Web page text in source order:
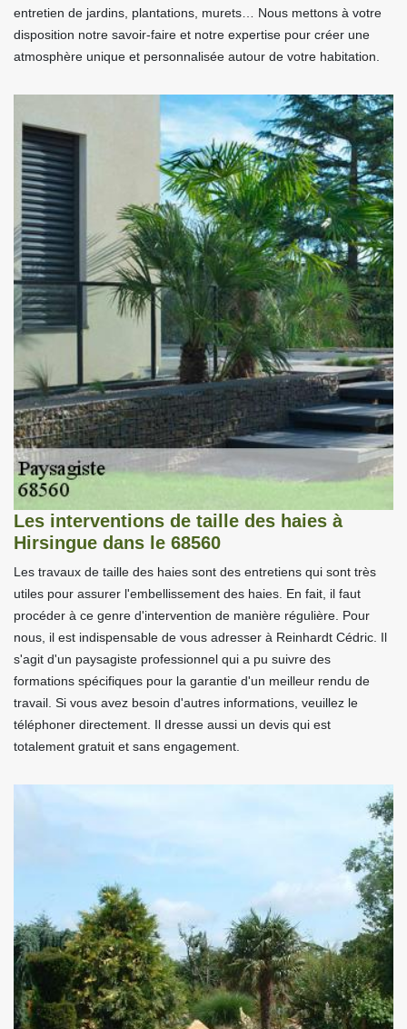
entretien de jardins, plantations, murets… Nous mettons à votre
disposition notre savoir-faire et notre expertise pour créer une
atmosphère unique et personnalisée autour de votre habitation.
Les interventions de taille des haies à
Hirsingue dans le 68560
Les travaux de taille des haies sont des entretiens qui sont très
utiles pour assurer l'embellissement des haies. En fait, il faut
procéder à ce genre d'intervention de manière régulière. Pour
nous, il est indispensable de vous adresser à Reinhardt Cédric. Il
s'agit d'un paysagiste professionnel qui a pu suivre des
formations spécifiques pour la garantie d'un meilleur rendu de
travail. Si vous avez besoin d'autres informations, veuillez le
téléphoner directement. Il dresse aussi un devis qui est
totalement gratuit et sans engagement.